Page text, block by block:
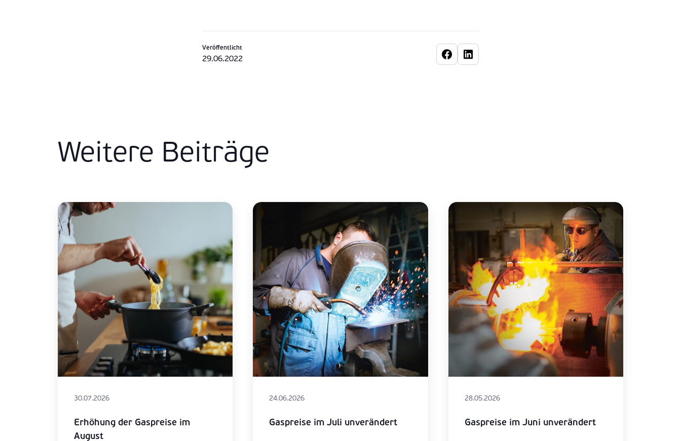
Veröffentlicht
29.06.2022
Weitere Beiträge
30.07.2026
Erhöhung der Gaspreise im
August
24.06.2026
Gaspreise im Juli unverändert
28.05.2026
Gaspreise im Juni unverändert